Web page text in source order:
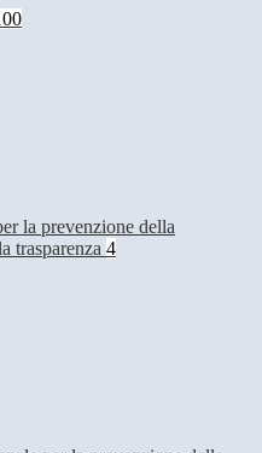
la prevenzione della
trasparenza 4